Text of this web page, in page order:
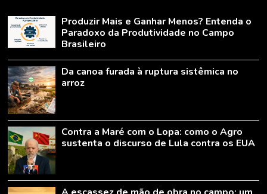
Produzir Mais e Ganhar Menos? Entenda o
Paradoxo da Produtividade no Campo
Brasileiro
Da canoa furada à ruptura sistêmica no
arroz
Contra a Maré com o Lopa: como o Agro
sustenta o discurso de Lula contra os EUA